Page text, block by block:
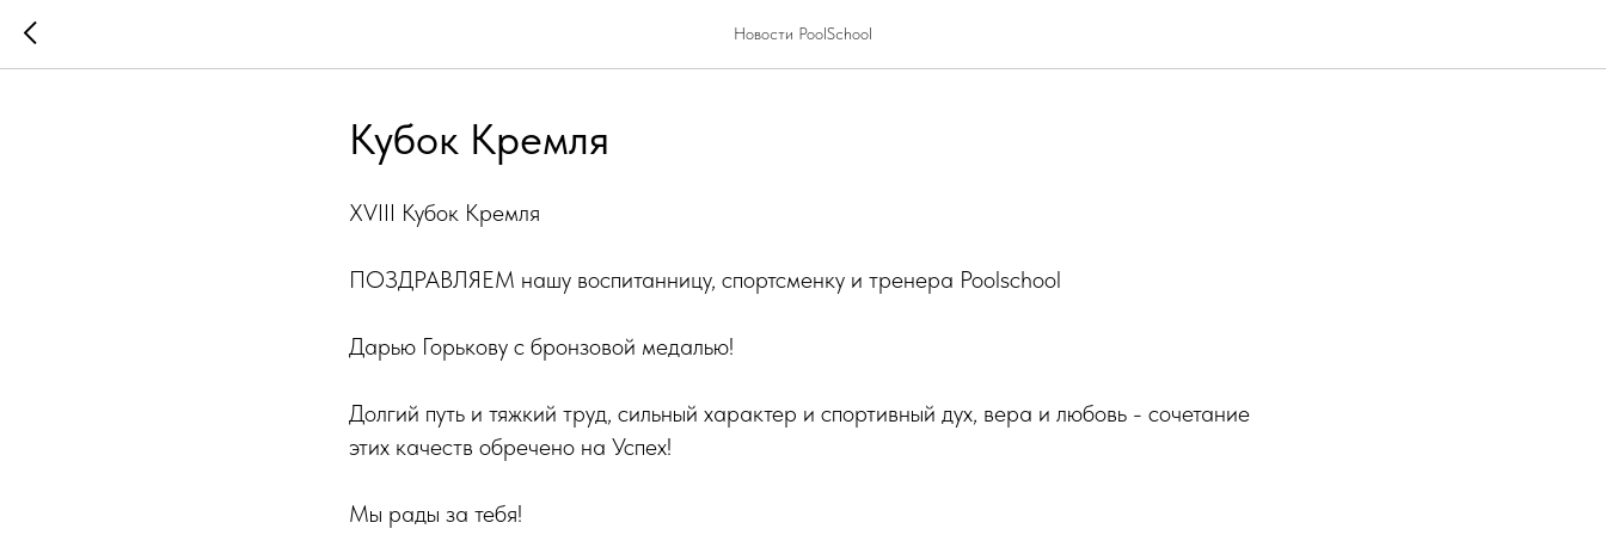
Новости PoolSchool
Кубок Кремля
XVIII Кубок Кремля
ПОЗДРАВЛЯЕМ нашу воспитанницу, спортсменку и тренера Poolschool
Дарью Горькову с бронзовой медалью!
Долгий путь и тяжкий труд, сильный характер и спортивный дух, вера и любовь - сочетание
этих качеств обречено на Успех!
Мы рады за тебя!